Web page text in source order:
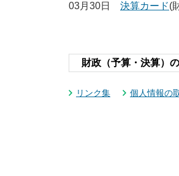
03月30日 決算カード(
財政（予算・決算）
リンク集 個人情報の